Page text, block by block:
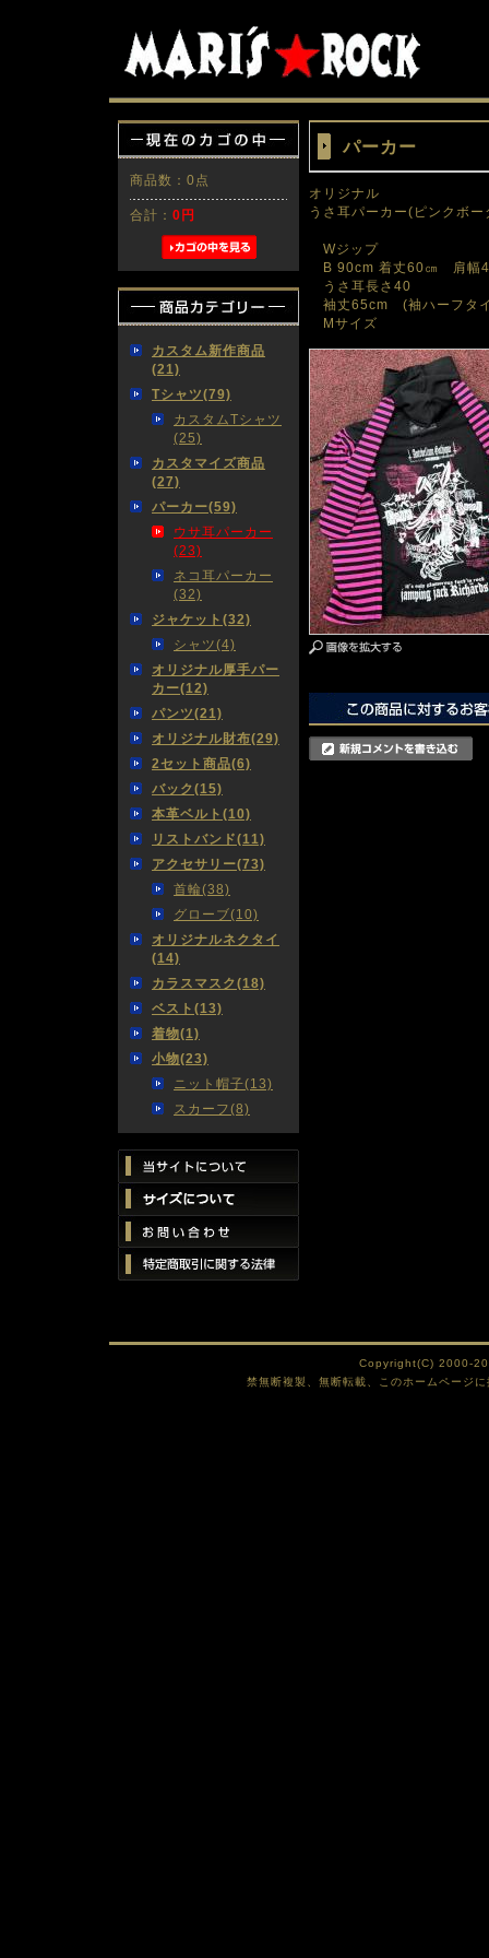
商品数：0点
合計： 0円
カスタム新作商品
(21)
Tシャツ(79)
カスタムTシャツ
(25)
カスタマイズ商品
(27)
パーカー(59)
ウサ耳パーカー
(23)
ネコ耳パーカー
(32)
ジャケット(32)
シャツ(4)
オリジナル厚手パー
カー(12)
パンツ(21)
オリジナル財布(29)
2セット商品(6)
バック(15)
本革ベルト(10)
リストバンド(11)
アクセサリー(73)
首輪(38)
グローブ(10)
オリジナルネクタイ
(14)
カラスマスク(18)
ベスト(13)
着物(1)
小物(23)
ニット帽子(13)
スカーフ(8)
パーカー
オリジナル
うさ耳パーカー(ピンクボー
Wジップ
B 90cm 着丈60㎝ 肩幅
うさ耳長さ40
袖丈65cm (袖ハーフタ
Mサイズ
Copyright(C) 2000-
禁無断複製、無断転載、このホームページ